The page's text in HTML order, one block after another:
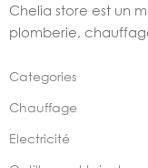
Chelia store est un
plomberie,
Categories
Chauffage
Electricité